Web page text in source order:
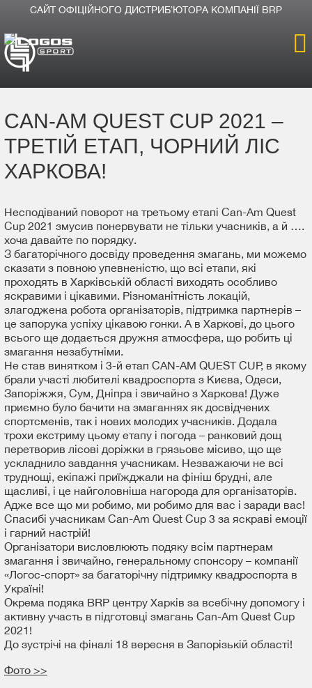
САЙТ ОФІЦІЙНОГО ДИСТРИБʼЮТОРА КОМПАНІЇ BRP
Продукція
Новини
Про компанію
Дилери
CAN-AM QUEST CUP 2021 –
ТРЕТІЙ ЕТАП, ЧОРНИЙ ЛІС
ХАРКОВА!
Несподіваний поворот на третьому етапі Can-Am Quest
Cup 2021 змусив понервувати не тільки учасників, а й ….
хоча давайте по порядку.
З багаторічного досвіду проведення змагань, ми можемо
сказати з повною упевненістю, що всі етапи, які
проходять в Харківській області виходять особливо
яскравими і цікавими. Різноманітність локацій,
злагоджена робота організаторів, підтримка партнерів –
це запорука успіху цікавою гонки. А в Харкові, до цього
всього ще додається дружня атмосфера, що робить ці
змагання незабутніми.
Не став винятком і 3-й етап CAN-AM QUEST CUP, в якому
брали участі любителі квадроспорта з Києва, Одеси,
Запоріжжя, Сум, Дніпра і звичайно з Харкова! Дуже
приємно було бачити на змаганнях як досвідчених
спортсменів, так і нових молодих учасників. Додала
трохи екстриму цьому етапу і погода – ранковий дощ
перетворив лісові доріжки в грязьове місиво, що ще
ускладнило завдання учасникам. Незважаючи не всі
труднощі, екіпажі приїжджали на фініш брудні, але
щасливі, і це найголовніша нагорода для організаторів.
Адже все що ми робимо, ми робимо для вас і заради вас!
Спасибі учасникам Can-Am Quest Cup 3 за яскраві емоції
і гарний настрій!
Організатори висловлюють подяку всім партнерам
змагання і звичайно, генеральному спонсору – компанії
«Логос-спорт» за багаторічну підтримку квадроспорта в
Україні!
Окрема подяка BRP центру Харків за всебічну допомогу і
активну участь в підготовці змагань Can-Am Quest Cup
2021!
До зустрічі на фіналі 18 вересня в Запорізькій області!
Фото >>